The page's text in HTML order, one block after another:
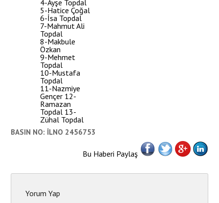
4-Ayşe Topdal
5-Hatice Çoğal
6-İsa Topdal
7-Mahmut Ali
Topdal
8-Makbule
Özkan
9-Mehmet
Topdal
10-Mustafa
Topdal
11-Nazmiye
Gençer 12-
Ramazan
Topdal 13-
Zühal Topdal
BASIN NO: İLNO 2456753
Bu Haberi Paylaş
Yorum Yap